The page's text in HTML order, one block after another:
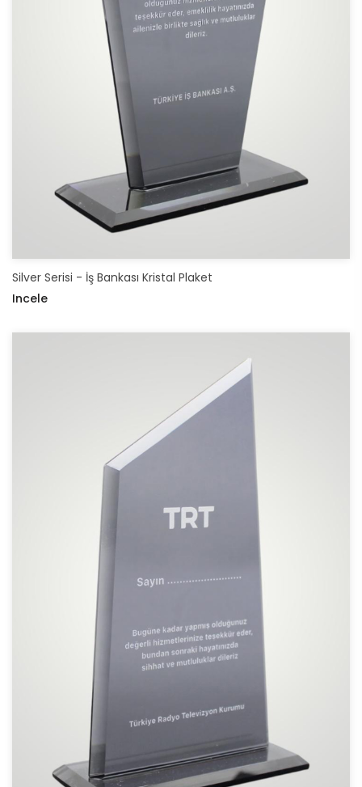
Silver Serisi - İş Bankası Kristal Plaket
Incele